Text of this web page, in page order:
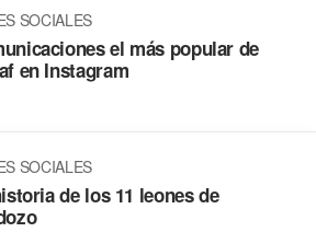
SOCIALES
el más popular de
en Instagram
SOCIALES
de los 11 leones de